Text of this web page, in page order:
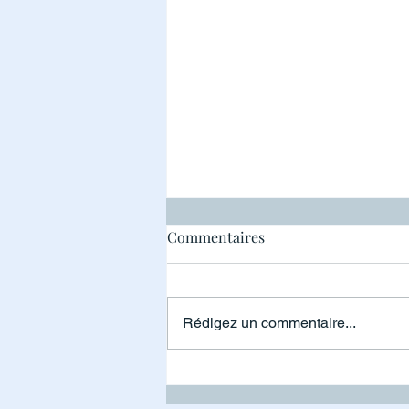
Pile à risque
Commentaires
Rédigez un commentaire...